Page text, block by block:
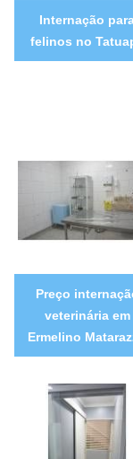
Internação
felinos no
Preço
veterinária em
Ermelino